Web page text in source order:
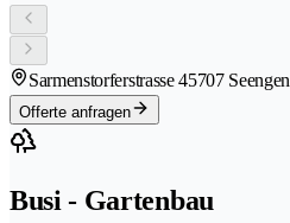
Sarmenstorferstrasse 45707 Seengen
Offerte anfragen
Busi - Gartenbau